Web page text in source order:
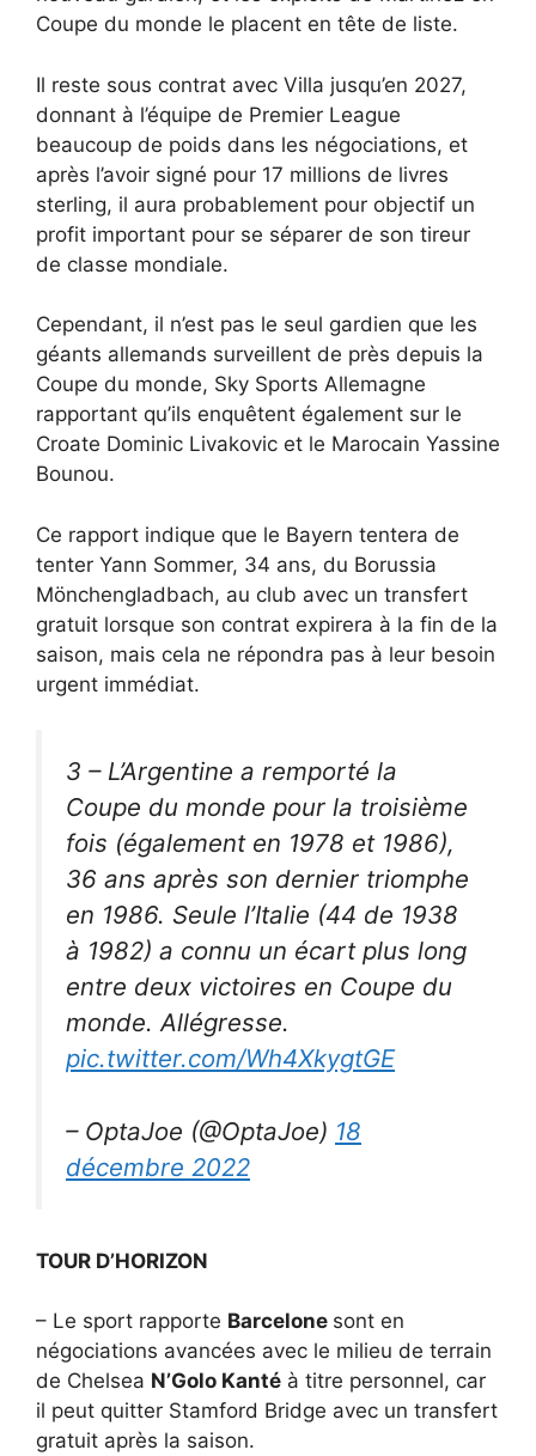
Coupe du monde le placent en tête de liste.
Il reste sous contrat avec Villa jusqu’en 2027,
donnant à l’équipe de Premier League
beaucoup de poids dans les négociations, et
après l’avoir signé pour 17 millions de livres
sterling, il aura probablement pour objectif un
profit important pour se séparer de son tireur
de classe mondiale.
Cependant, il n’est pas le seul gardien que les
géants allemands surveillent de près depuis la
Coupe du monde, Sky Sports Allemagne
rapportant qu’ils enquêtent également sur le
Croate Dominic Livakovic et le Marocain Yassine
Bounou.
Ce rapport indique que le Bayern tentera de
tenter Yann Sommer, 34 ans, du Borussia
Mönchengladbach, au club avec un transfert
gratuit lorsque son contrat expirera à la fin de la
saison, mais cela ne répondra pas à leur besoin
urgent immédiat.
3 – L’Argentine a remporté la
Coupe du monde pour la troisième
fois (également en 1978 et 1986),
36 ans après son dernier triomphe
en 1986. Seule l’Italie (44 de 1938
à 1982) a connu un écart plus long
entre deux victoires en Coupe du
monde. Allégresse.
pic.twitter.com/Wh4XkygtGE
– OptaJoe (@OptaJoe) 18
décembre 2022
TOUR D’HORIZON
– Le sport rapporte Barcelone sont en
négociations avancées avec le milieu de terrain
de Chelsea N’Golo Kanté à titre personnel, car
il peut quitter Stamford Bridge avec un transfert
gratuit après la saison.